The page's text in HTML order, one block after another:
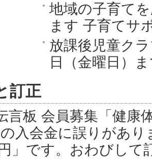
地域の子育て
ます 子育てサ
放課後児童ク
日（金曜日）
訂正
言板 会員募集「健康
入会金に誤りがあ
」です。おわびして